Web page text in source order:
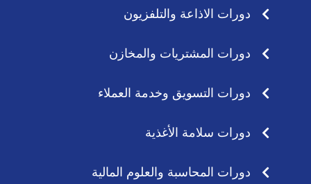
دورات الاذاعة والتلفزيون
دورات المشتريات والمخازن
دورات التسويق وخدمة العملاء
دورات سلامة الأغذية
دورات المحاسبة والعلوم المالية